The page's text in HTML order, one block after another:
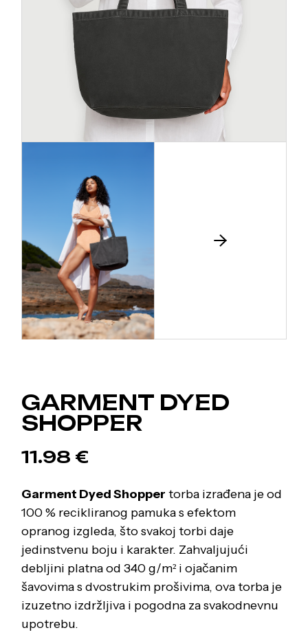
GARMENT DYED
SHOPPER
11.98 €
Garment Dyed Shopper torba izrađena je od
100 % recikliranog pamuka s efektom
opranog izgleda, što svakoj torbi daje
jedinstvenu boju i karakter. Zahvaljujući
debljini platna od 340 g/m² i ojačanim
šavovima s dvostrukim prošivima, ova torba je
izuzetno izdržljiva i pogodna za svakodnevnu
upotrebu.